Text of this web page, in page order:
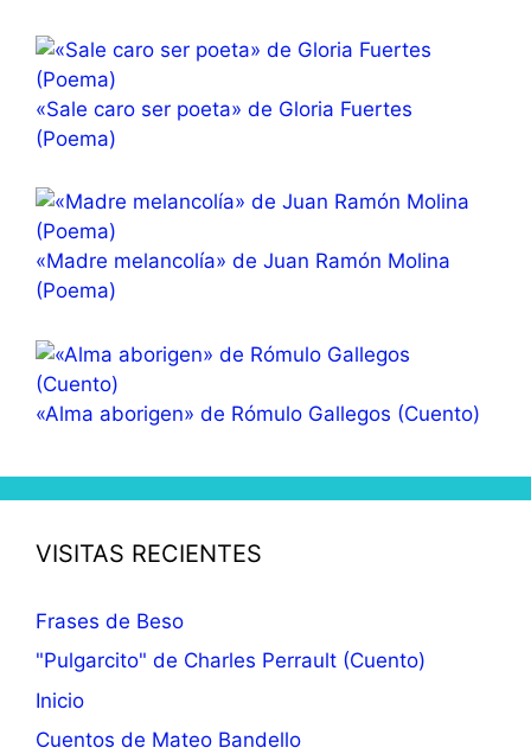
«Sale caro ser poeta» de Gloria Fuertes
(Poema)
«Madre melancolía» de Juan Ramón Molina
(Poema)
«Alma aborigen» de Rómulo Gallegos (Cuento)
VISITAS RECIENTES
Frases de Beso
"Pulgarcito" de Charles Perrault (Cuento)
Inicio
Cuentos de Mateo Bandello